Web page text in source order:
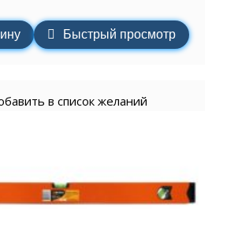
Быстрый просмотр
в список желаний